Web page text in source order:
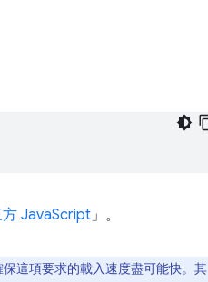
JavaScript」。
這項要求的載入速度盡可能快。其